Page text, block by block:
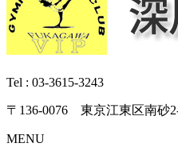
Tel : 03-3615-3243
〒136-0076 東京江東区南砂
MENU